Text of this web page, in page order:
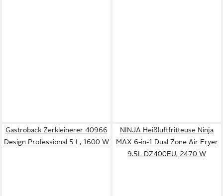
Gastroback Zerkleinerer 40966
Design Professional 5 L, 1600 W
NINJA Heißluftfritteuse Ninja
MAX 6-in-1 Dual Zone Air Fryer
9.5L DZ400EU, 2470 W